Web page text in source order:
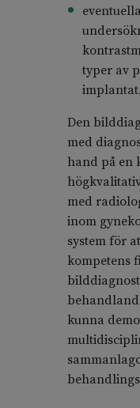
typer av
implantat.
Den
med
hand på en
med
inom
system för
kompetens
kunna